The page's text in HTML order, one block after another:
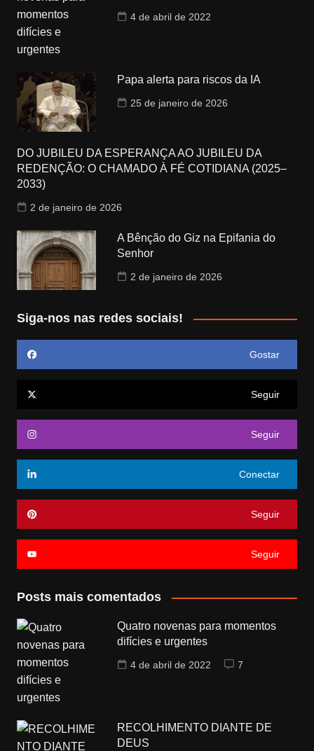
4 de abril de 2022
Papa alerta para riscos da IA
25 de janeiro de 2026
DO JUBILEU DA ESPERANÇA AO JUBILEU DA
REDENÇÃO: O CHAMADO À FÉ COTIDIANA (2025–
2033)
2 de janeiro de 2026
A Bênção do Giz na Epifania do
Senhor
2 de janeiro de 2026
Siga-nos nas redes sociais!
Gostar
Seguir
Seguir
Conectar
Seguir
Seguir
Posts mais comentados
Quatro novenas para momentos
difícies e urgentes
4 de abril de 2022 7
RECOLHIMENTO DIANTE DE
DEUS